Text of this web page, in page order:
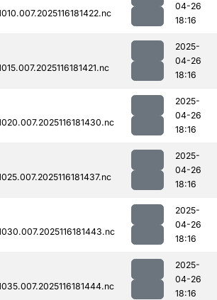
04-26
18:16
2025-
04-26
18:16
2025-
04-26
18:16
2025-
04-26
18:16
2025-
04-26
18:16
2025-
04-26
18:16